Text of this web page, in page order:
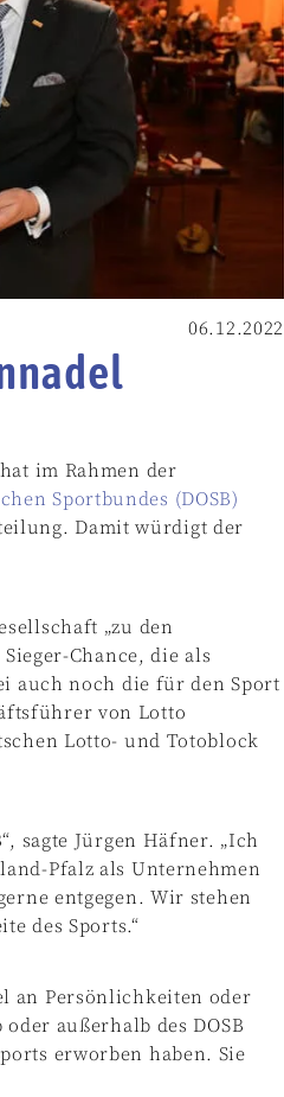
06.12.2022
im Rahmen der
Sportbundes (DOSB)
Damit würdigt der
„zu den
Chance, die als
auch noch die für den Sport
von Lotto
Lotto- und Totoblock
sagte Jürgen Häfner. „Ich
Pfalz als Unternehmen
entgegen. Wir stehen
des Sports.“
an Persönlichkeiten oder
außerhalb des DOSB
erworben haben. Sie